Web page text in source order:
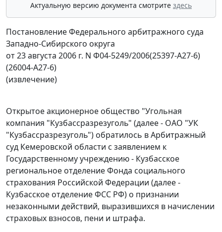
Актуальную версию документа смотрите здесь
Постановление Федерального арбитражного суда
Западно-Сибирского округа
от 23 августа 2006 г. N Ф04-5249/2006(25397-А27-6)
(26004-А27-6)
(извлечение)
Открытое акционерное общество "Угольная
компания "Кузбассразрезуголь" (далее - ОАО "УК
"Кузбассразрезуголь") обратилось в Арбитражный
суд Кемеровской области с заявлением к
Государственному учреждению - Кузбасское
региональное отделение Фонда социального
страхования Российской Федерации (далее -
Кузбасское отделение ФСС РФ) о признании
незаконными действий, выразившихся в начислении
страховых взносов, пени и штрафа.